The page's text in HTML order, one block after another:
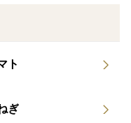
⚠️
、表面に多少の傷
ト
ぎ